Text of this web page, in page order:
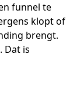
funnel te
klopt of
brengt.
Dat is